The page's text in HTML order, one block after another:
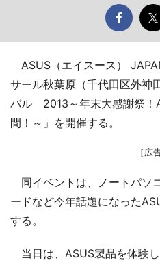
ASUS（エイスース）
サール秋葉原（千代田区外神
バル 2013～年末大感謝祭！
間！～」を開催する。
［広
同イベントは、ノートパソ
ードなど今年話題になった
する。
当日は、ASUS製品を体験